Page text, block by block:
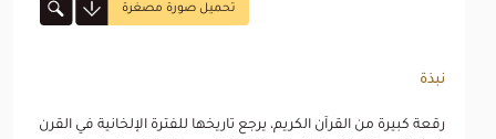
تحميل صورة مصغرة
نبذة
رقعة كبيرة من القرآن الكريم، يرجع تاريخها للفترة الإلخانية في القرن